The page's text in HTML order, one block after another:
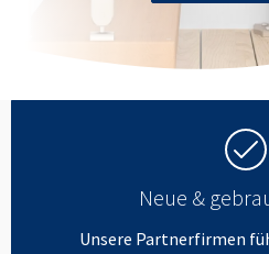
Neue &
Unsere Partnerfirmen